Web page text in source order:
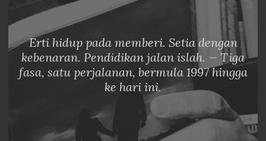
Erti hidup pada memberi. Setia dengan
kebenaran. Pendidikan jalan islah. — Tiga
fasa, satu perjalanan, bermula 1997 hingga
ke hari ini.